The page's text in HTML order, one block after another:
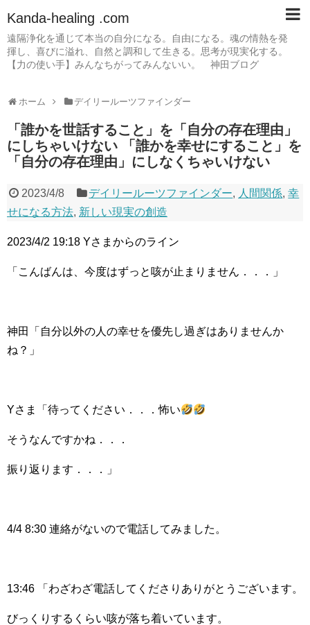
Kanda-healing .com
遠隔浄化を通じて本当の自分になる。自由になる。魂の情熱を発
揮し、喜びに溢れ、自然と調和して生きる。思考が現実化する。
【力の使い手】みんなちがってみんないい。 神田ブログ
ホーム デイリールーツファインダー
「誰かを世話すること」を「自分の存在理由」
にしちゃいけない 「誰かを幸せにすること」を
「自分の存在理由」にしなくちゃいけない
2023/4/8 デイリールーツファインダー, 人間関係,幸
せになる方法, 新しい現実の創造
2023/4/2 19:18 Yさまからのライン
「こんばんは、今度はずっと咳が止まりません．．．」
神田「自分以外の人の幸せを優先し過ぎはありませんか
ね？」
Yさま「待ってください．．．怖い
そうなんですかね．．．
振り返ります．．．」
4/4 8:30 連絡がないので電話してみました。
13:46 「わざわざ電話してくださりありがとうございます。
びっくりするくらい咳が落ち着いています。